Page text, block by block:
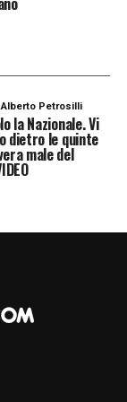
Alberto Petrosilli
la Nazionale. Vi
dietro le quinte
male del